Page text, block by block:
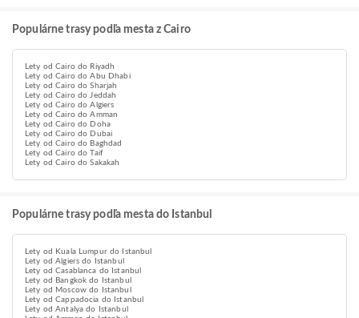
Populárne trasy podľa mesta z Cairo
Lety od Cairo do Riyadh
Lety od Cairo do Abu Dhabi
Lety od Cairo do Sharjah
Lety od Cairo do Jeddah
Lety od Cairo do Algiers
Lety od Cairo do Amman
Lety od Cairo do Doha
Lety od Cairo do Dubai
Lety od Cairo do Baghdad
Lety od Cairo do Taif
Lety od Cairo do Sakakah
Populárne trasy podľa mesta do Istanbul
Lety od Kuala Lumpur do Istanbul
Lety od Algiers do Istanbul
Lety od Casablanca do Istanbul
Lety od Bangkok do Istanbul
Lety od Moscow do Istanbul
Lety od Cappadocia do Istanbul
Lety od Antalya do Istanbul